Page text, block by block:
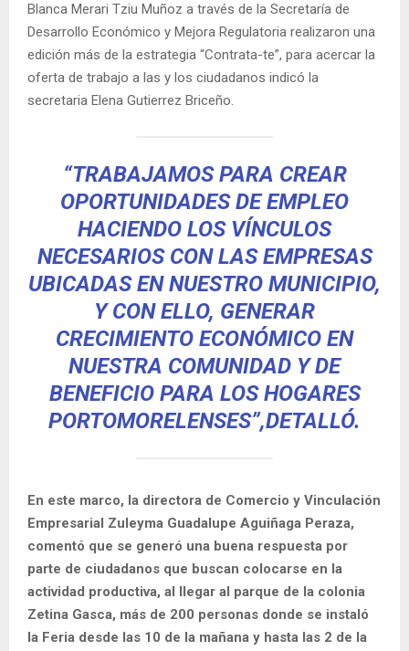
Blanca Merari Tziu Muñoz a través de la Secretaría de
Desarrollo Económico y Mejora Regulatoria realizaron una
edición más de la estrategia “Contrata-te”, para acercar la
oferta de trabajo a las y los ciudadanos indicó la
secretaria Elena Gutierrez Briceño.
“TRABAJAMOS PARA CREAR
OPORTUNIDADES DE EMPLEO
HACIENDO LOS VÍNCULOS
NECESARIOS CON LAS EMPRESAS
UBICADAS EN NUESTRO MUNICIPIO,
Y CON ELLO, GENERAR
CRECIMIENTO ECONÓMICO EN
NUESTRA COMUNIDAD Y DE
BENEFICIO PARA LOS HOGARES
PORTOMORELENSES”,DETALLÓ.
En este marco, la directora de Comercio y Vinculación
Empresarial Zuleyma Guadalupe Aguiñaga Peraza,
comentó que se generó una buena respuesta por
parte de ciudadanos que buscan colocarse en la
actividad productiva, al llegar al parque de la colonia
Zetina Gasca, más de 200 personas donde se instaló
la Feria desde las 10 de la mañana y hasta las 2 de la